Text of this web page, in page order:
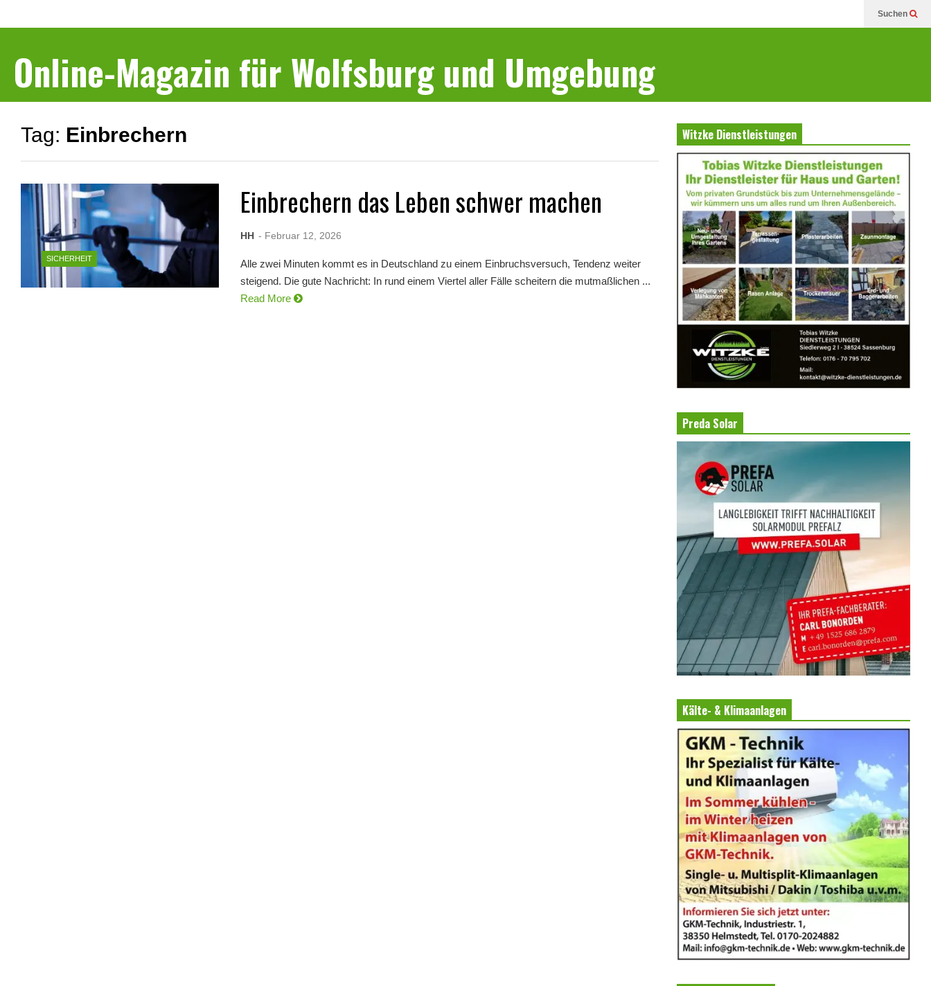
Suchen
Online-Magazin für Wolfsburg und Umgebung
Tag: Einbrechern
SICHERHEIT
Einbrechern das Leben schwer machen
HH - Februar 12, 2026
Alle zwei Minuten kommt es in Deutschland zu einem Einbruchsversuch, Tendenz weiter
steigend. Die gute Nachricht: In rund einem Viertel aller Fälle scheitern die mutmaßlichen ...
Read More
Witzke Dienstleistungen
Preda Solar
Kälte- & Klimaanlagen